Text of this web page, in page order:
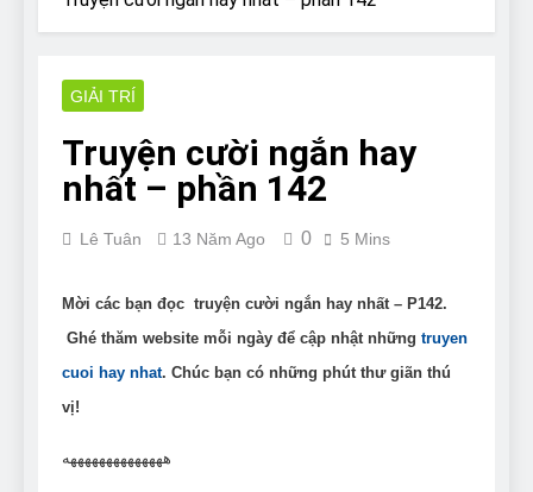
How to Stop It!
7 Năm Ago
The Ultimate Guide to What
Bulldogs Can (and can’t) Eat
and How to Treat It
7 Năm Ago
Can Bulldogs Run Long
Distances?
GIẢI TRÍ
Truyện cười ngắn hay
nhất – phần 142
Lê Tuân 13 Năm Ago 0 5 Mins
Mời các bạn đọc truyện cười ngắn hay nhất – P142.
Ghé thăm website mỗi ngày để cập nhật những truyen
cuoi hay nhat. Chúc bạn có những phút thư giãn thú
vị!
ههههههههههههههه